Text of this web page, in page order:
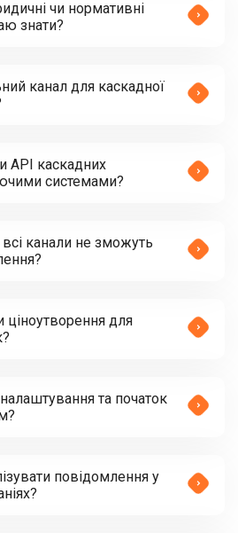
чи нормативні
знати?
канал для каскадної
API каскадних
системами?
канали не зможуть
ціноутворення для
та початок
повідомлення у